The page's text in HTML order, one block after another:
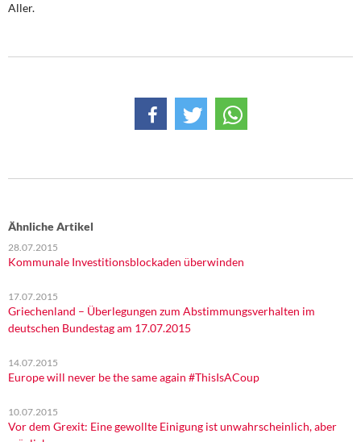
Aller.
Ähnliche Artikel
28.07.2015
Kommunale Investitionsblockaden überwinden
17.07.2015
Griechenland – Überlegungen zum Abstimmungsverhalten im
deutschen Bundestag am 17.07.2015
14.07.2015
Europe will never be the same again #ThisIsACoup
10.07.2015
Vor dem Grexit: Eine gewollte Einigung ist unwahrscheinlich, aber